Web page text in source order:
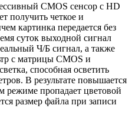
CMOS сенсор с HD
получить четкое и
картинка передается без
суток выходной сигнал
Ч/Б сигнал, а также
с матрицы CMOS и
способная осветить
В результате повышается
режиме пропадает цветовой
размер файла при записи